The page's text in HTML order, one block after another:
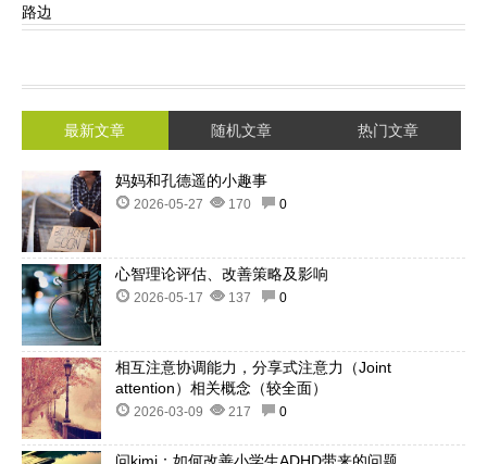
路边
最新文章 随机文章 热门文章
妈妈和孔德遥的小趣事
2026-05-27 170 0
心智理论评估、改善策略及影响
2026-05-17 137 0
相互注意协调能力，分享式注意力（Joint
attention）相关概念（较全面）
2026-03-09 217 0